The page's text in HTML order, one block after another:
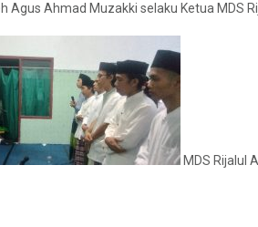
Agus Ahmad Muzakki selaku Ketua MDS
MDS Rijalul